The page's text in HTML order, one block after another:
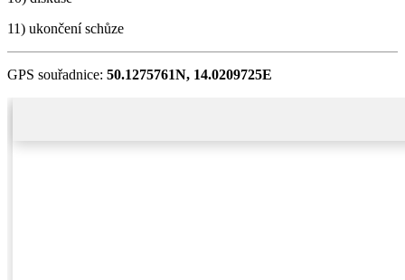
11) ukončení schůze
GPS souřadnice: 50.1275761N, 14.0209725E